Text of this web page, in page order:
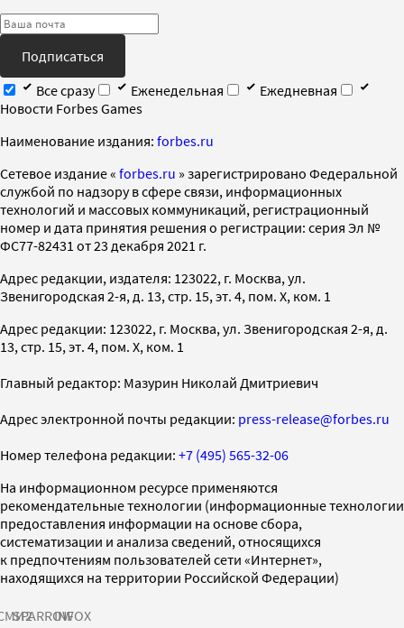
Подписаться
Все сразу
Еженедельная
Ежедневная
Новости Forbes Games
Наименование издания: forbes.ru
Cетевое издание « forbes.ru » зарегистрировано Федеральной
службой по надзору в сфере связи, информационных
технологий и массовых коммуникаций, регистрационный
номер и дата принятия решения о регистрации: серия Эл №
ФС77-82431 от 23 декабря 2021 г.
Адрес редакции, издателя: 123022, г. Москва, ул.
Звенигородская 2-я, д. 13, стр. 15, эт. 4, пом. X, ком. 1
Адрес редакции: 123022, г. Москва, ул. Звенигородская 2-я, д.
13, стр. 15, эт. 4, пом. X, ком. 1
Главный редактор: Мазурин Николай Дмитриевич
Адрес электронной почты редакции: press-release@forbes.ru
Номер телефона редакции: +7 (495) 565-32-06
На информационном ресурсе применяются
рекомендательные технологии (информационные технологии
предоставления информации на основе сбора,
систематизации и анализа сведений, относящихся
к предпочтениям пользователей сети «Интернет»,
находящихся на территории Российской Федерации)
SPARROWINFOX